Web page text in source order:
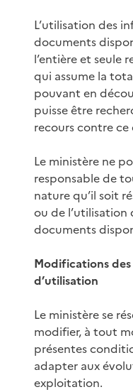
L’utilisation des
documents
l’entière et seule
qui assume la
pouvant en
puisse être
recours contre ce
Le ministère ne
responsable de
nature qu’il soit
ou de
documents
Modifications
d’utilisation
Le ministère se
modifier, à tout
présentes
adapter aux
exploitation.